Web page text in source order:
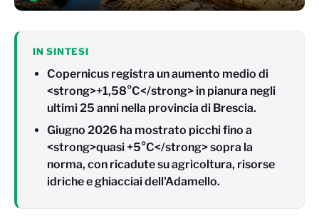
IN SINTESI
Copernicus registra un aumento medio di
<strong>+1,58°C</strong> in pianura negli
ultimi 25 anni nella provincia di Brescia.
Giugno 2026 ha mostrato picchi fino a
<strong>quasi +5°C</strong> sopra la
norma, con ricadute su agricoltura, risorse
idriche e ghiacciai dell'Adamello.